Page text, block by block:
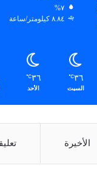
٧%
٨.٨٤ كيلومتر/ساعة
٣٦℃
السبت
٣٦℃
الأحد
الأخيرة